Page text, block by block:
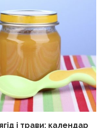
і трави: календар